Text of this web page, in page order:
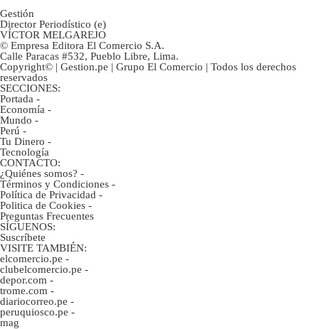
Gestión
Director Periodístico (e)
VÍCTOR MELGAREJO
© Empresa Editora El Comercio S.A.
Calle Paracas #532, Pueblo Libre, Lima.
Copyright© | Gestion.pe | Grupo El Comercio | Todos los derechos
reservados
SECCIONES:
Portada -
Economía -
Mundo -
Perú -
Tu Dinero -
Tecnología
CONTACTO:
¿Quiénes somos? -
Términos y Condiciones -
Política de Privacidad -
Politica de Cookies -
Preguntas Frecuentes
SÍGUENOS:
Suscríbete
VISITE TAMBIÉN:
elcomercio.pe -
clubelcomercio.pe -
depor.com -
trome.com -
diariocorreo.pe -
peruquiosco.pe -
mag